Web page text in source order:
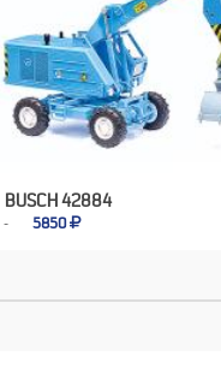
BUSCH 42884
5850